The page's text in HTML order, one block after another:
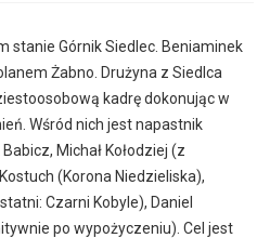
stanie Górnik Siedlec. Beniaminek
Żabno. Drużyna z Siedlca
kadrę dokonując w
Wśród nich jest napastnik
Michał Kołodziej (z
(Korona Niedzieliska),
Czarni Kobyle), Daniel
po wypożyczeniu). Cel jest